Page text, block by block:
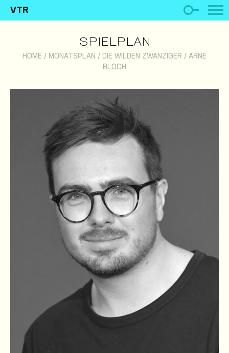
VTR
SPIELPLAN
HOME / MONATSPLAN / DIE WILDEN ZWANZIGER / ARNE
BLOCH